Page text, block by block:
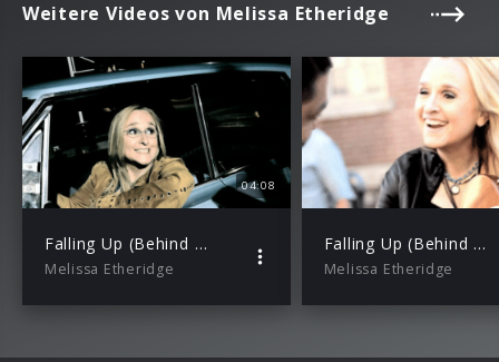
Weitere Videos von Melissa Etheridge
04:08
Falling Up (Behind The Scenes Of The Video Shoot)
Melissa Etheridge
Falling Up (Behind The Scenes Of The Photo Shoot)
Melissa Etheridge